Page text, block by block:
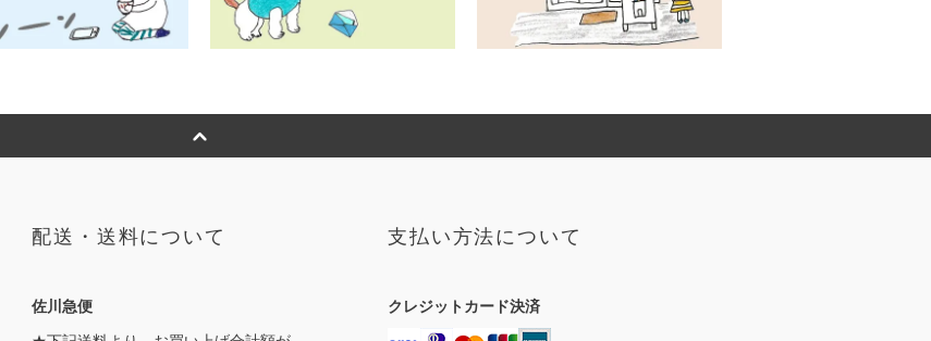
配送・送料について
佐川急便
支払い方法について
クレジットカード決済